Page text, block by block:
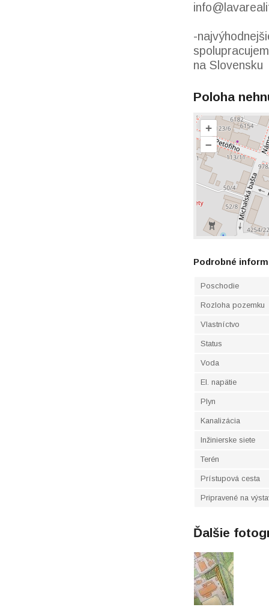
-
na Slovensku
Poloha
+
–
Podrobné
Poschodie
Rozloha pozemku
Vlastníctvo
Status
Voda
El. napätie
Plyn
Kanalizácia
Inžinierske siete
Terén
Prístupová cesta
Pripravené na
Ďalšie